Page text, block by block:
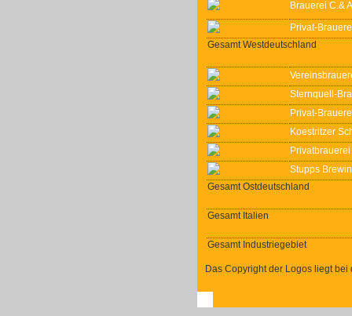
Brauerei C.&
Privat-
Gesamt Westdeutschland
Sternquell-
Privat-
Koestritzer
Stupps
Gesamt Ostdeutschland
Gesamt Italien
Gesamt Industriegebiet
Das Copyright der Logos liegt